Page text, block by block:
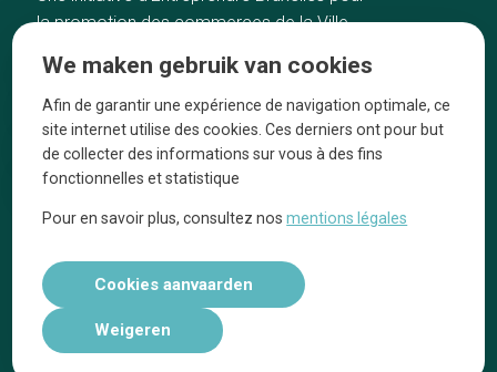
la promotion des commerces de la Ville
Home
De beste adressen
Blog
Winkelwijken
Tops 10
De ambachtslieden
Over ons
Ze praten over ons!
kennisgevingen
We maken gebruik van cookies
Afin de garantir une expérience de navigation optimale, ce
site internet utilise des cookies. Ces derniers ont pour but
de collecter des informations sur vous à des fins
fonctionnelles et statistique
Pour en savoir plus, consultez nosmentions légales
Cookies aanvaarden
Weigeren